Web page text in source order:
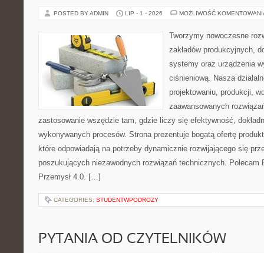
POSTED BY ADMIN LIP - 1 - 2026 MOŻLIWOŚĆ
Tworzymy nowoczesne
zakładów produkcyjnych,
systemy oraz urządzenia
ciśnieniową. Nasza
projektowaniu, produkcji,
zaawansowanych
zastosowanie wszędzie tam, gdzie liczy się efektywność,
wykonywanych procesów. Strona prezentuje bogatą ofertę
które odpowiadają na potrzeby dynamicznie rozwijającego się
poszukujących niezawodnych rozwiązań technicznych. Polecam
Przemysł 4.0. […]
CATEGORIES: STUDENTWPODROZY
PYTANIA OD CZYTELNIKÓW